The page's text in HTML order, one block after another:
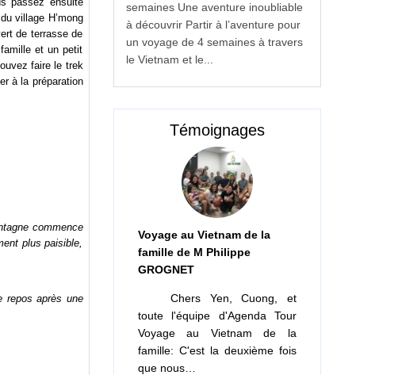
village H’mong
de terrasse de
et un petit
faire le trek
à la préparation
commence
plus paisible,
repos après une
semaines Une aventure inoubliable
à découvrir Partir à l’aventure pour
un voyage de 4 semaines à travers
le Vietnam et le...
Témoignages
Voyage au Vietnam de la
famille de M Philippe
GROGNET
Chers Yen, Cuong, et
toute l'équipe d'Agenda Tour
Voyage au Vietnam de la
famille: C'est la deuxième fois
que nous…